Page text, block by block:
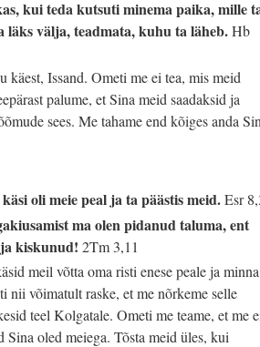
kui teda kutsuti minema paika, mille
läks välja, teadmata, kuhu ta läheb.Hb
käest, Issand. Ometi me ei tea, mis meid
palume, et Sina meid saadaksid ja
sees. Me tahame end kõiges anda
oli meie peal ja ta päästis meid.Esr
ma olen pidanud taluma, ent
kiskunud!2Tm 3,11
meil võtta oma risti enese peale ja minna
nii võimatult raske, et me nõrkeme selle
teel Kolgatale. Ometi me teame, et me
oled meiega. Tõsta meid üles, kui